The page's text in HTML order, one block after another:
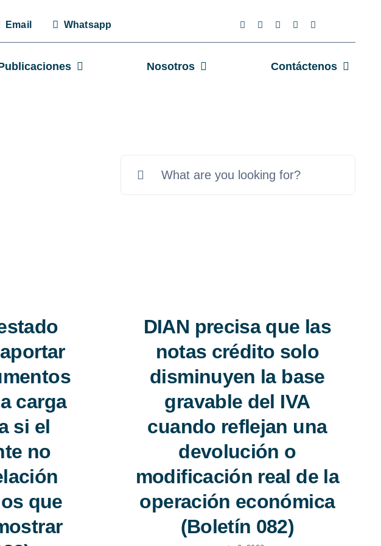
Email Whatsapp
Nosotros Contáctenos
no
de
el
no
que
DIAN precisa que las
notas crédito solo
disminuyen la base
gravable del IVA
cuando reflejan una
devolución o
modificación real de
la operación
económica (Boletín